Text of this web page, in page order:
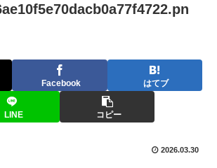
Facebook はてブ
LINE コピー
2026.03.30